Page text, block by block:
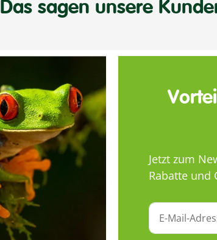
Das sagen unsere
Jetzt zum
Rabatte und